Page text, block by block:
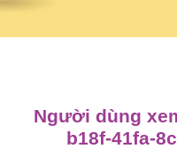
Người dùng
b18f-41fa-